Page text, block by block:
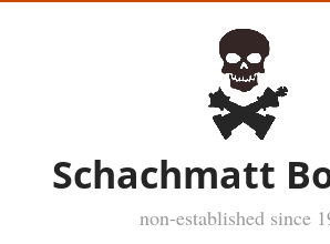
Schachmatt
non-established since